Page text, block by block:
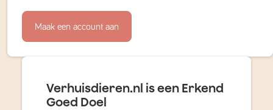
Maak een account aan
Verhuisdieren.nl is een Erkend
Goed Doel